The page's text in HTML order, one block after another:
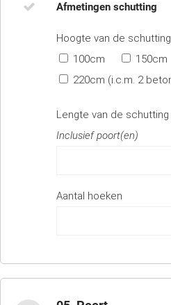
Afmetingen schutting
Hoogte van de
100cm
150cm
220cm (i.c.m. 2
Lengte van de schutting
Inclusief poort(en)
Aantal hoeken